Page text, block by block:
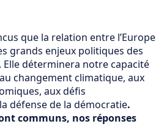
que la relation entre l’Europe
grands enjeux politiques des
Elle déterminera notre capacité
changement climatique, aux
aux défis
défense de la démocratie.
communs, nos réponses